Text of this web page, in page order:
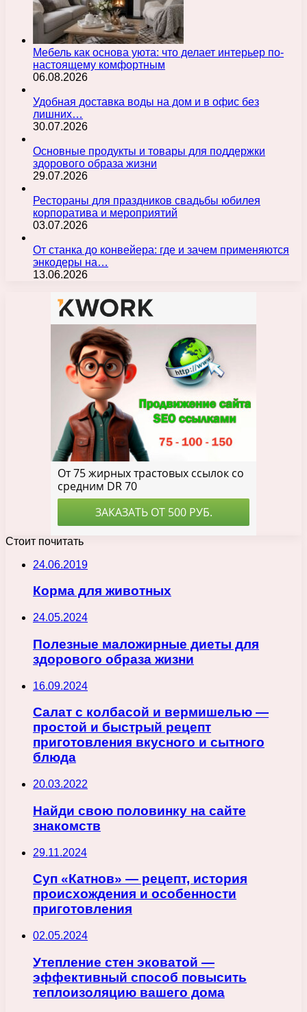
Мебель как основа уюта: что делает интерьер по-
настоящему комфортным
06.08.2026
Удобная доставка воды на дом и в офис без
лишних…
30.07.2026
Основные продукты и товары для поддержки
здорового образа жизни
29.07.2026
Рестораны для праздников свадьбы юбилея
корпоратива и мероприятий
03.07.2026
От станка до конвейера: где и зачем применяются
энкодеры на…
13.06.2026
Стоит почитать
24.06.2019
Корма для животных
24.05.2024
Полезные маложирные диеты для
здорового образа жизни
16.09.2024
Салат с колбасой и вермишелью —
простой и быстрый рецепт
приготовления вкусного и сытного
блюда
20.03.2022
Найди свою половинку на сайте
знакомств
29.11.2024
Суп «Катнов» — рецепт, история
происхождения и особенности
приготовления
02.05.2024
Утепление стен эковатой —
эффективный способ повысить
теплоизоляцию вашего дома